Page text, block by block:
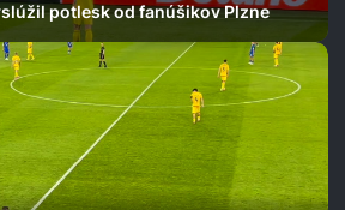
potlesk od fanúšikov Plzne